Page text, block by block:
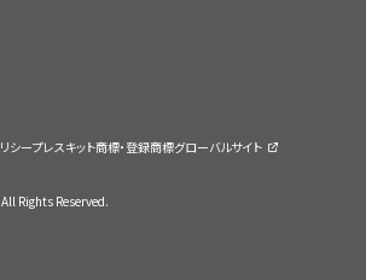
シープレスキット商標・登録商標グローバルサイト
Rights Reserved.